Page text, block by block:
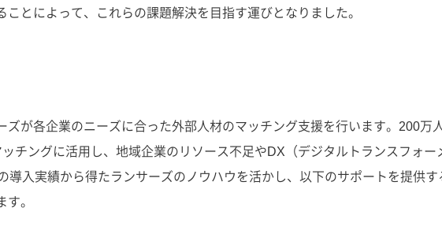
とによって、これらの課題解決を目指す運びとなりました。
が各企業のニーズに合った外部人材のマッチング支援を行います。200万
チングに活用し、地域企業のリソース不足やDX（デジタルトランスフォ
導入実績から得たランサーズのノウハウを活かし、以下のサポートを提供
。